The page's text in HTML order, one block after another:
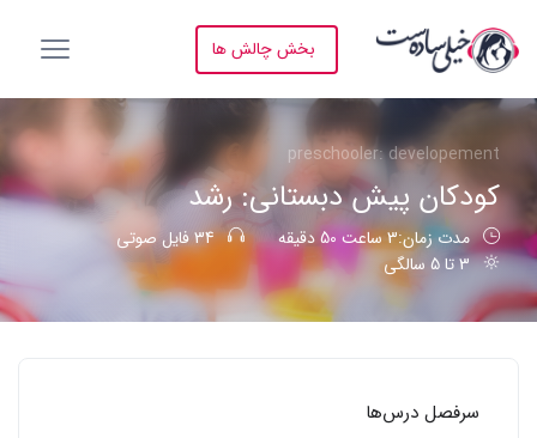
بخش چالش ها
preschooler: developement
کودکان پیش دبستانی: رشد
مدت زمان:3 ساعت 50 دقیقه
34 فایل صوتی
3 تا 5 سالگی
سرفصل درس‌ها